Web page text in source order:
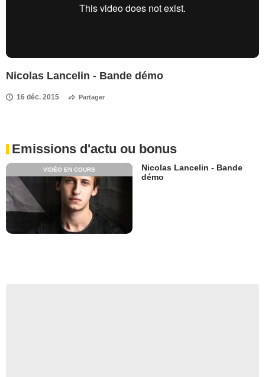
Nicolas Lancelin - Bande démo
16 déc. 2015 Partager
Emissions d'actu ou bonus
VIDÉO EN COURS
Nicolas Lancelin - Bande
démo